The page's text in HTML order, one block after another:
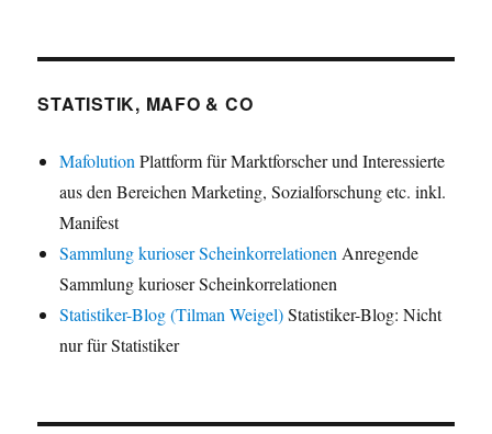
STATISTIK, MAFO & CO
Mafolution Plattform für Marktforscher und Interessierte
aus den Bereichen Marketing, Sozialforschung etc. inkl.
Manifest
Sammlung kurioser Scheinkorrelationen Anregende
Sammlung kurioser Scheinkorrelationen
Statistiker-Blog (Tilman Weigel)Statistiker-Blog: Nicht
nur für Statistiker